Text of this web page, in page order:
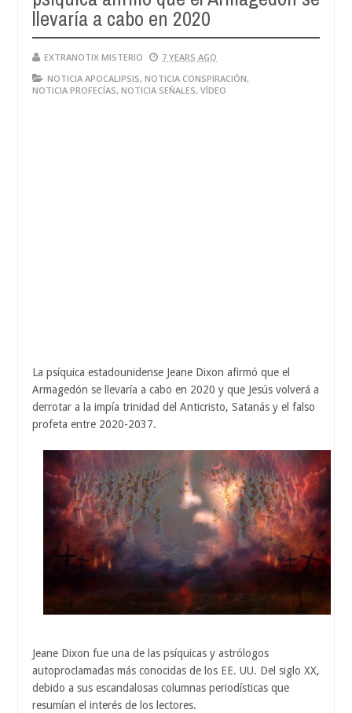
llevaría a cabo en 2020
EXTRANOTIX MISTERIO
7 YEARS AGO
NOTICIA APOCALIPSIS, NOTICIA CONSPIRACIÓN,
NOTICIA PROFECÍAS, NOTICIA SEÑALES, VÍDEO
La psíquica estadounidense Jeane Dixon afirmó que el
Armagedón se llevaría a cabo en 2020 y que Jesús volverá a
derrotar a la impía trinidad del Anticristo, Satanás y el falso
profeta entre 2020-2037.
Jeane Dixon fue una de las psíquicas y astrólogos
autoproclamadas más conocidas de los EE. UU. Del siglo XX,
debido a sus escandalosas columnas periodísticas que
resumían el interés de los lectores.